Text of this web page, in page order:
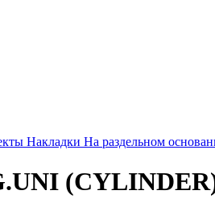
Накладки На раздельном